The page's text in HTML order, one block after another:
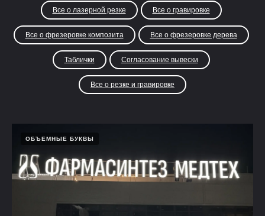
Все о лазерной резке Все о гравировке
Все о фрезеровке композита Все о фрезеровке дерева
Таблички Согласование вывески
Все о резке и гравировке
ОБЪЕМНЫЕ БУКВЫ